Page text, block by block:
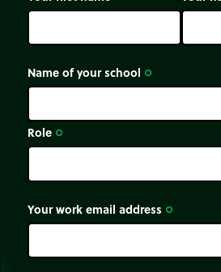
Name of your school trip_origin
Role trip_origin
Your work email address trip_origin